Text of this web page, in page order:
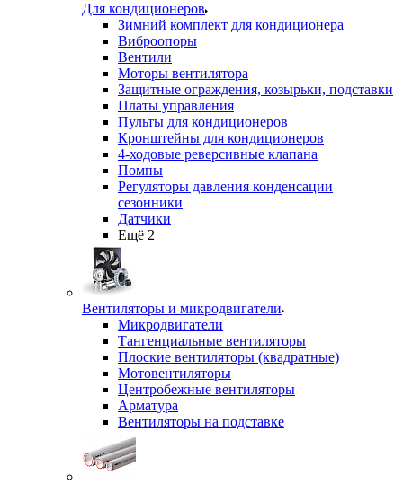
Для кондиционеров
Зимний комплект для кондиционера
Виброопоры
Вентили
Моторы вентилятора
Защитные ограждения, козырьки, подставки
Платы управления
Пульты для кондиционеров
Кронштейны для кондиционеров
4-ходовые реверсивные клапана
Помпы
Регуляторы давления конденсации
сезонники
Датчики
Ещё 2
Вентиляторы и микродвигатели
Микродвигатели
Тангенциальные вентиляторы
Плоские вентиляторы (квадратные)
Мотовентиляторы
Центробежные вентиляторы
Арматура
Вентиляторы на подставке